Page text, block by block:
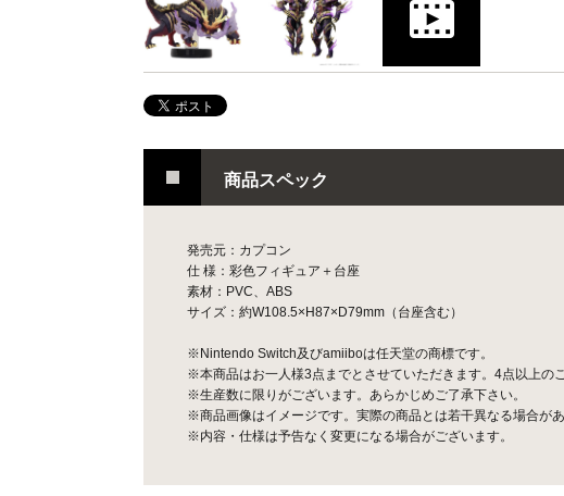
商品スペック
発売元：カプコン
仕 様：彩色フィギュア＋台座
素材：PVC、ABS
サイズ：約W108.5×H87×D79mm（台座含む）
※Nintendo Switch及びamiiboは任天堂の商標です。
※本商品はお一人様3点までとさせていただきます。4点以上の
※生産数に限りがございます。あらかじめご了承下さい。
※商品画像はイメージです。実際の商品とは若干異なる場合が
※内容・仕様は予告なく変更になる場合がございます。